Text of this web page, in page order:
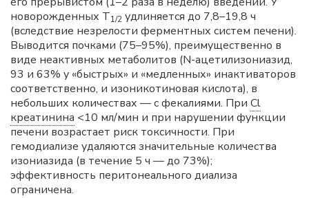
новорожденных Т1/2 удлиняется до 7,8–19,8 ч
(вследствие незрелости ферментных систем печени).
Выводится почками (75–95%), преимущественно в
виде неактивных метаболитов (N-ацетилизониазид,
93 и 63% у «быстрых» и «медленных» инактиваторов
соответственно, и изоникотиновая кислота), в
небольших количествах — с фекалиями. При Cl
креатинина <10 мл/мин и при нарушении функции
печени возрастает риск токсичности. При
гемодиализе удаляются значительные количества
изониазида (в течение 5 ч — до 73%);
эффективность перитонеального диализа
ограничена.